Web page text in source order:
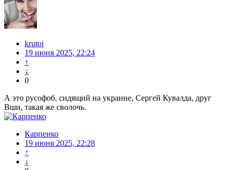
krutoi
19 июня 2025, 22:24
↑
↓
0
А это русофоб, сидящий на украине, Сергей Кувалда, друг
Вши, такая же сволочь.
Карпенко
19 июня 2025, 22:28
↑
↓